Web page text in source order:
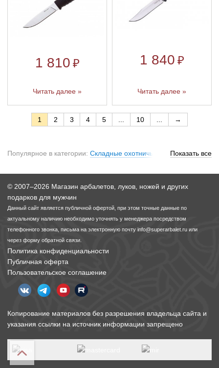
1 810 ₽
Читать далее »
1 840 ₽
Читать далее »
1 2 3 4 5 10 →
Популярное в категории: Складные охотничьи ножи,Ножи
Показать все
© 2007–2026 Магазин арбалетов, луков, ножей и других
подарков для мужчин
Данный сайт является публичной офертой, при этом точные данные по
актуальному наличию необходимо уточнять у менеджера посредством
телефонного звонка, письма на электронную почту info@superarbalet.ru или
через форму обратной связи.
Политика конфиденциальности
Публичная оферта
Пользовательское соглашение
Копирование материалов без разрешения владельца сайта и
указания ссылки на источник информации запрещено